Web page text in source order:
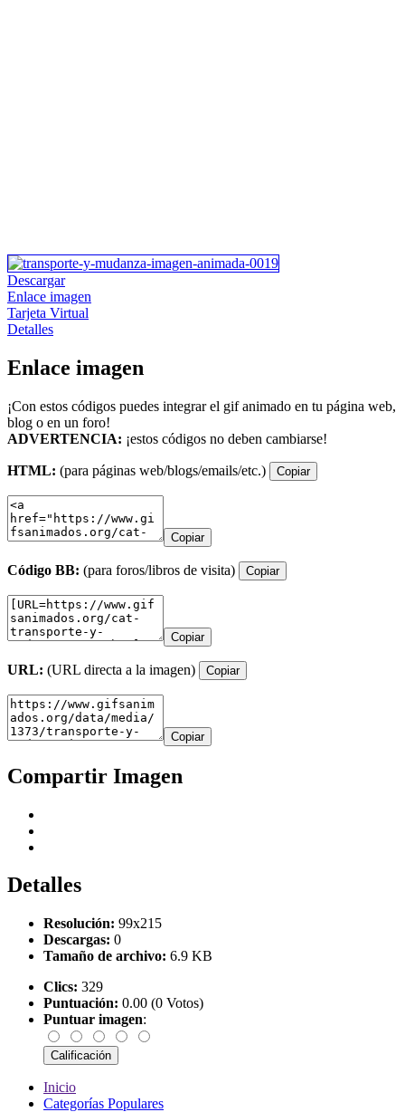
Descargar
Enlace imagen
Tarjeta Virtual
Detalles
Enlace imagen
¡Con estos códigos puedes integrar el gif animado en tu página web,
blog o en un foro!
ADVERTENCIA: ¡estos códigos no deben cambiarse!
HTML: (para páginas web/blogs/emails/etc.) Copiar
Copiar
Código BB: (para foros/libros de visita) Copiar
Copiar
URL: (URL directa a la imagen) Copiar
Copiar
Compartir Imagen
Detalles
Resolución: 99x215
Descargas: 0
Tamaño de archivo: 6.9 KB
Clics: 329
Puntuación: 0.00 (0 Votos)
Puntuar imagen:
Inicio
Categorías Populares